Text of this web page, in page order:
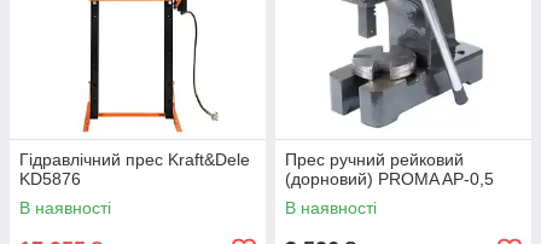
Гідравлічний прес Kraft&Dele
KD5876
В наявності
Прес ручний рейковий
(дорновий) PROMA AP-0,5
В наявності